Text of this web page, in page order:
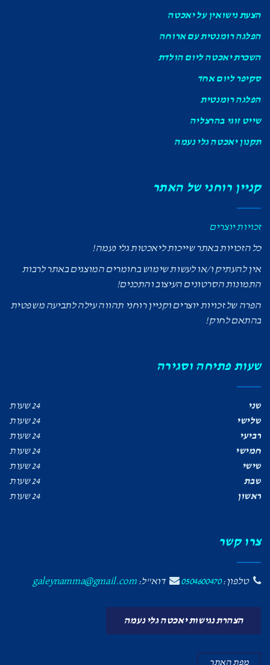
הצעת נישואין על יאכטה
הפלגה רומנטית עם ארוחה
השכרת יאכטה ליום הולדת
סקיפר ליום אחד
הפלגה רומנטית
שייט זוגי בהרצליה
תקנון יאכטה גלי נעמה
קניין רוחני של האתר
זכויות יוצרים
כל הזכויות באתר שייכות ליאכטות גלי נעמה!
אין להעתיק ו/או לעשות שימוש בחומרים המוצגים באתר לרבות
התמונות הסרטונים העיצוב והתכנים!
הפרה של זכויות יוצרים וקניין רוחני תהווה עילה לתביעה משפטית
בהתאם לחוק!
שעות פתיחה וסגירה
שני
24 שעות
שלישי
24 שעות
רביעי
24 שעות
חמישי
24 שעות
שישי
24 שעות
שבת
24 שעות
ראשון
24 שעות
צרו קשר
טלפון:0504600470 דוא"ל:galeynamma@gmail.com
הצהרת נגישות יאכטה גלי נעמה
מפת האתר